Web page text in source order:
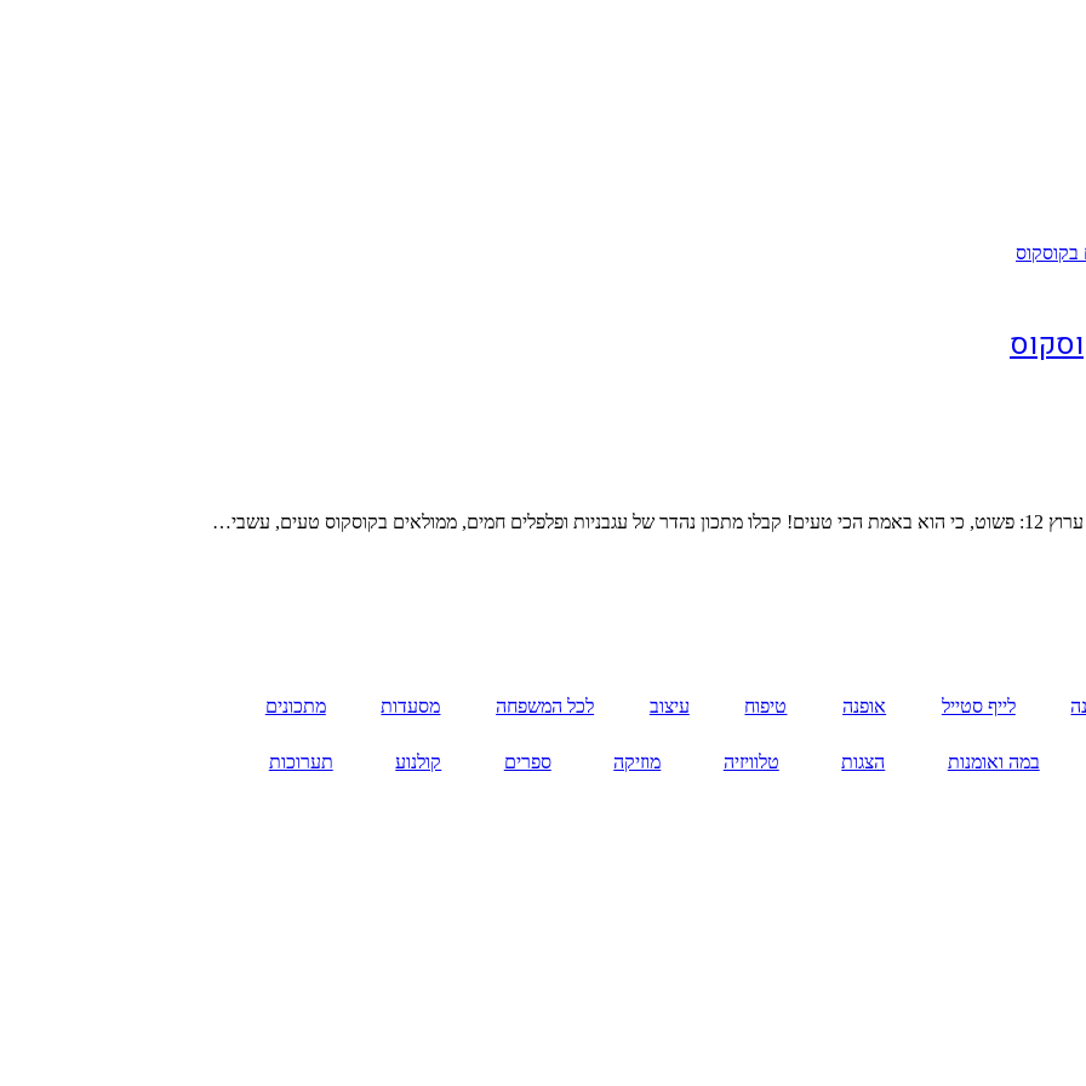
לייף סטייל אופנה טיפוח עיצוב לכל המשפחה מסעדות מתכונים
במה ואומנות הצגות טלוויזיה מוזיקה ספרים קולנוע תערוכות